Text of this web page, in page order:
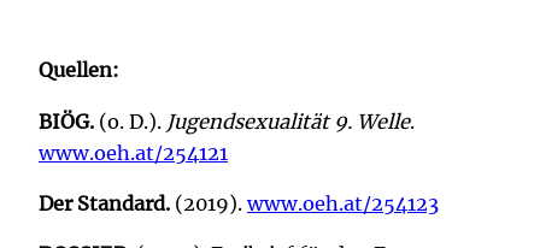
Quellen:
BIÖG. (o. D.). Jugendsexualität 9. Welle.
www.oeh.at/254121
Der Standard. (2019).www.oeh.at/254123